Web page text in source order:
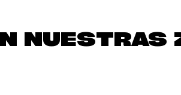
NUESTRAS